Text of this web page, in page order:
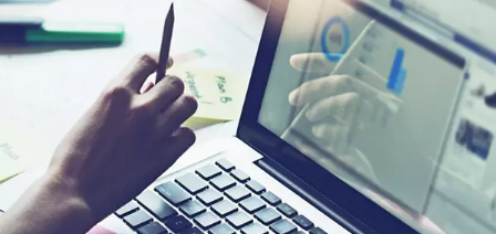
に
ス